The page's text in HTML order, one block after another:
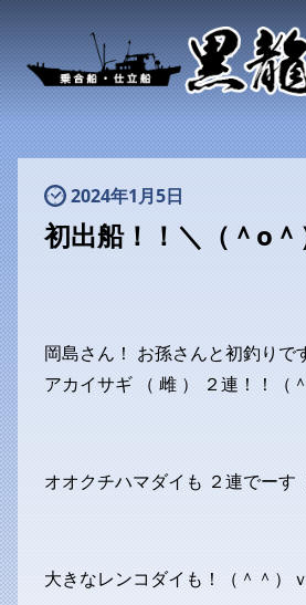
2024年1月5日
初出船！！＼（＾o＾
岡島さん！ お孫さんと初釣りで
アカイサギ （ 雌 ） ２連！！（
オオクチハマダイも ２連でーす
大きなレンコダイも！（＾＾）ｖ